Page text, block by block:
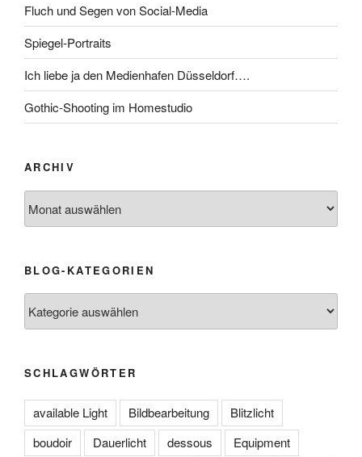
Fluch und Segen von Social-Media
Spiegel-Portraits
Ich liebe ja den Medienhafen Düsseldorf….
Gothic-Shooting im Homestudio
ARCHIV
BLOG-KATEGORIEN
Kategorien
SCHLAGWÖRTER
available Light Bildbearbeitung
Blitzlicht
boudoir
Dauerlicht dessous
Equipment